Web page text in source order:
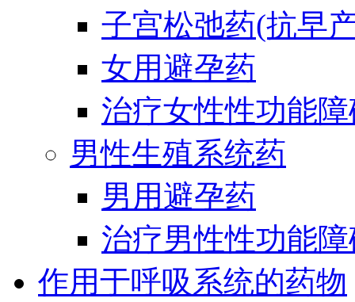
子宫松弛药(抗早
女用避孕药
治疗女性性功能
男性生殖系统药
男用避孕药
治疗男性性功能
作用于呼吸系统的药物